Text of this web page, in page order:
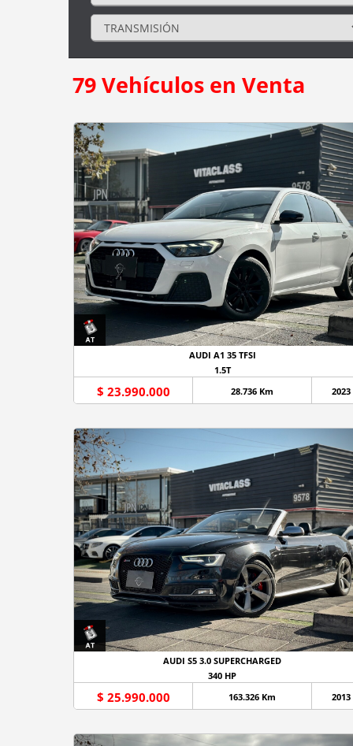
79Vehículos en Venta
AUDI A1 35 TFSI
1.5T
$ 23.990.000 28.736 Km 2023
AUDI S5 3.0 SUPERCHARGED
340 HP
$ 25.990.000 163.326 Km 2013